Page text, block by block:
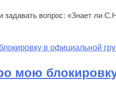
задавать вопрос: «Знает ли
мою